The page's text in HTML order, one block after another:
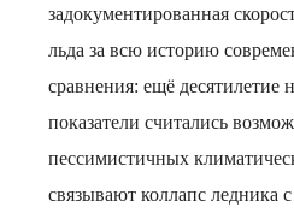
задокументированная
льда за всю историю
сравнения: ещё десятилетие
показатели считались
пессимистичных
связывают коллапс ледника